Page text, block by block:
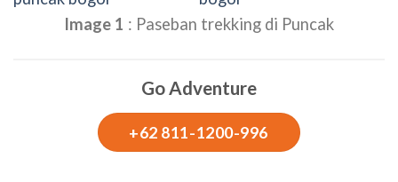
Image 1 : Paseban trekking di Puncak
Go Adventure
+62 811-1200-996